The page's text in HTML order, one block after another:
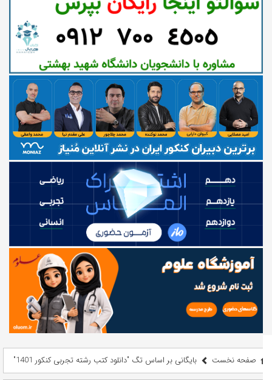
صفحه نخست بایگانی بر اساس تگ "دانلود کتب رشته تجربی کنکور 1401"